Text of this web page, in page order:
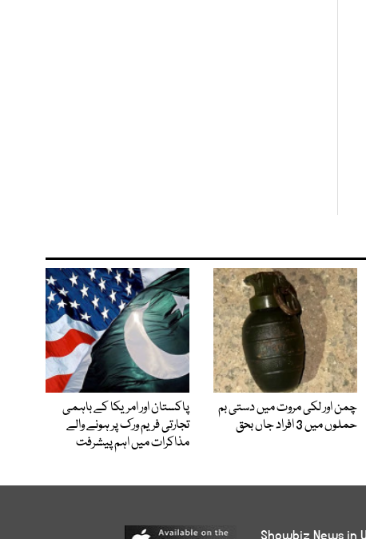
چمن اور لکی مروت میں دستی بم
حملوں میں 3 افراد جاں بحق
پاکستان اور امریکا کے باہمی
تجارتی فریم ورک پر ہونے والے
مذاکرات میں اہم پیشرفت